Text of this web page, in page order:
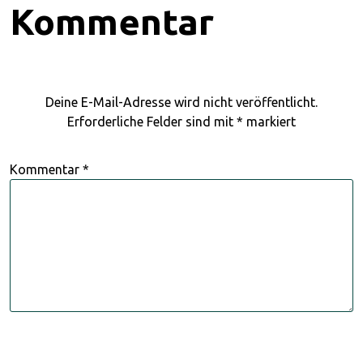
Kommentar
Deine E-Mail-Adresse wird nicht veröffentlicht.
Erforderliche Felder sind mit * markiert
Kommentar *